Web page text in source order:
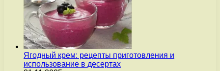
Ягодный крем: рецепты приготовления и
использование в десертах